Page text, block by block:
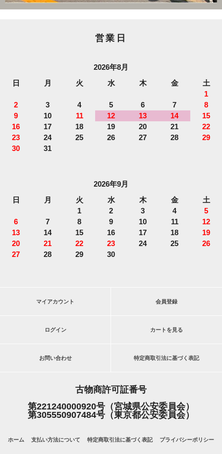
営業日
2026年8月
日
月 火 水 木 金
土
1
2
3 4 5 6 7
8
9
10 11 12 13 14
15
16
17 18 19 20 21
22
23
24 25 26 27 28
29
30
31
2026年9月
日
月 火 水 木 金
土
1
2 3 4
5
6
7 8 9 10 11
12
13
14 15 16 17 18
19
20
21 22 23 24 25
26
27
28 29 30
マイアカウント 会員登録
ログイン カートを見る
お問い合わせ 特定商取引法に基づく表記
古物商許可証番号
第221240000920号（宮城県公安委員会）
第305550907484号（東京都公安委員会）
ホーム 支払い方法について 特定商取引法に基づく表記 プライバシーポリシー